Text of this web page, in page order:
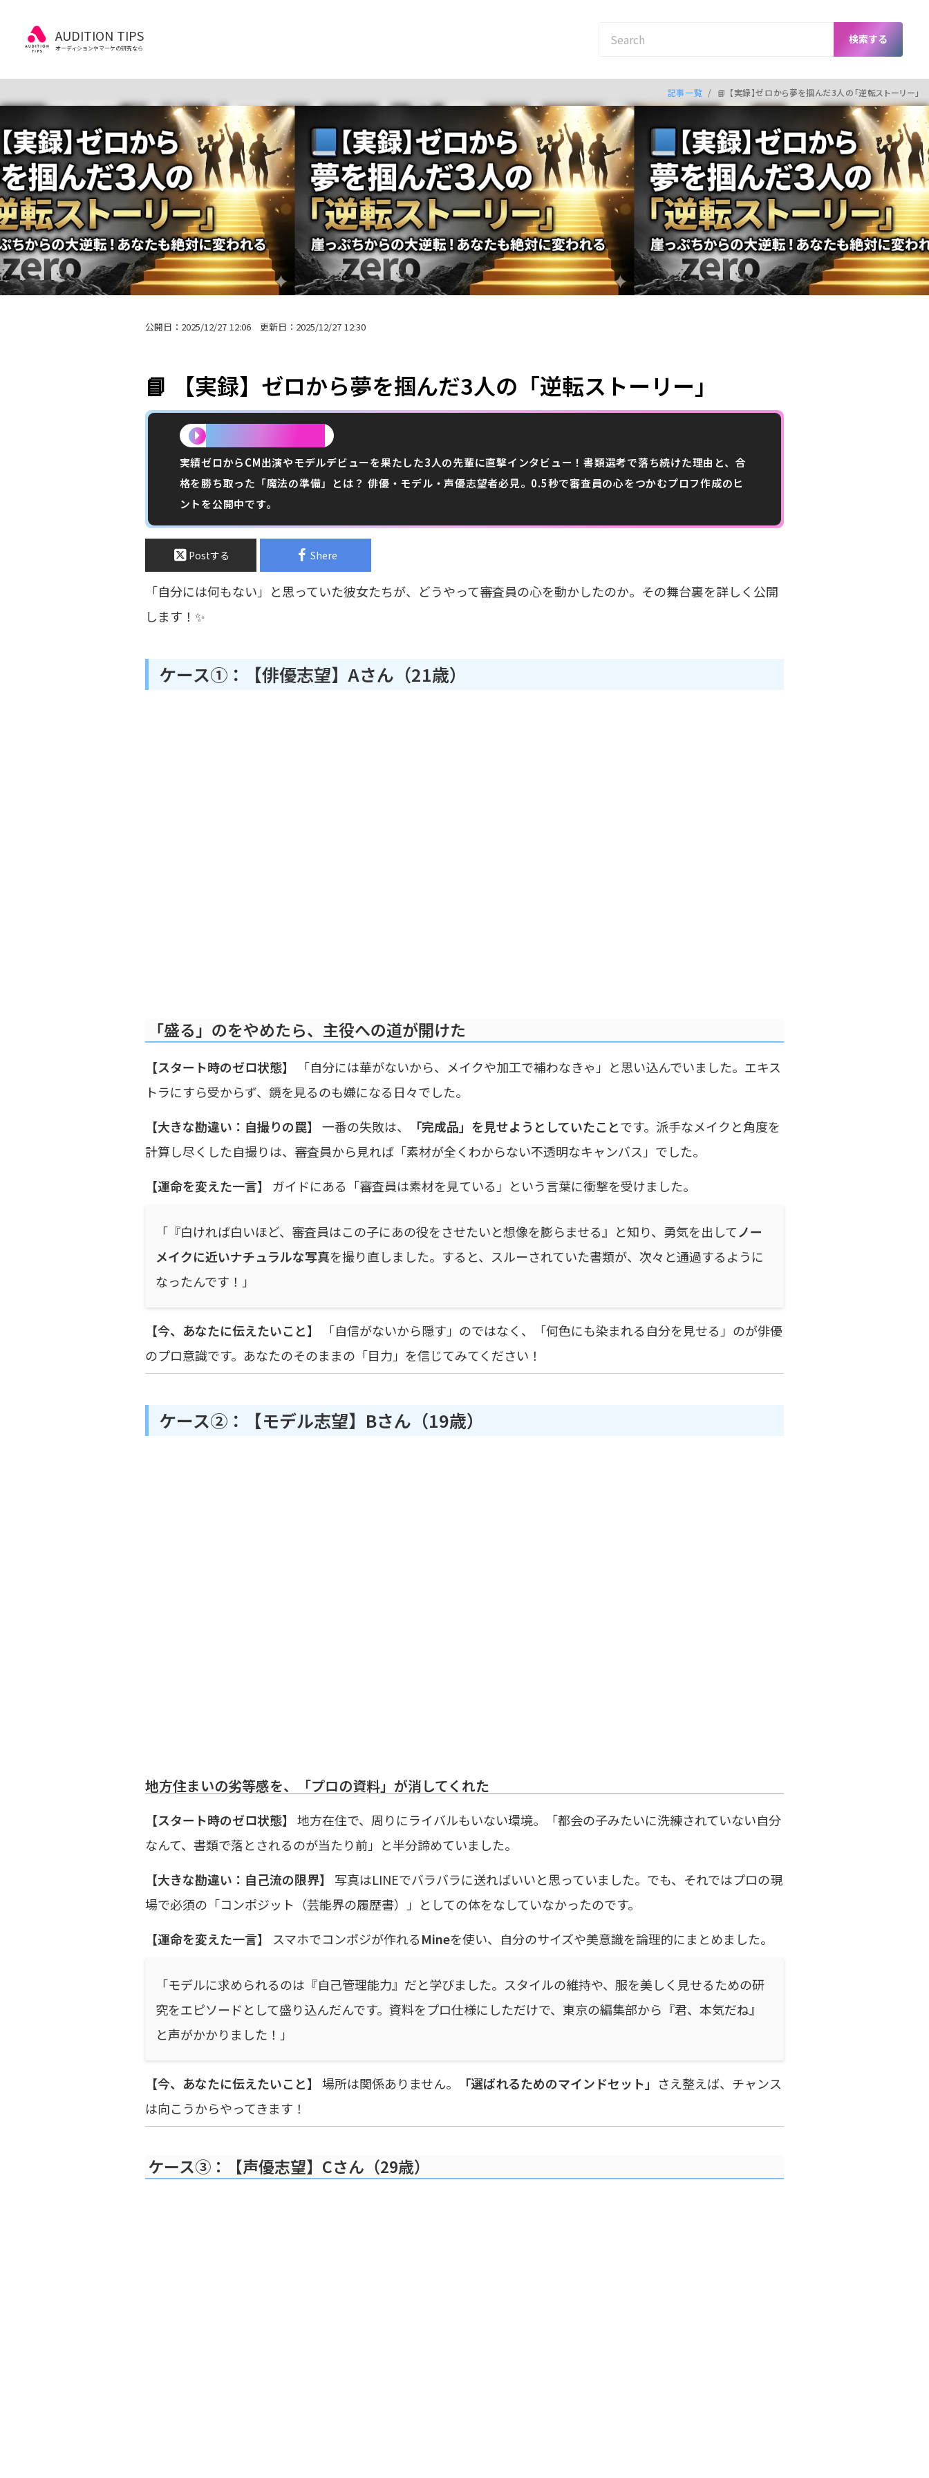
AUDITION TIPS
オーディションやマーケの研究なら
検索する
記事一覧 / 📘 【実録】ゼロから夢を掴んだ3人の「逆転ストーリー」
公開日：2025/12/27 12:06 更新日：2025/12/27 12:30
📘 【実録】ゼロから夢を掴んだ3人の「逆転ストーリー」
実績ゼロからCM出演やモデルデビューを果たした3人の先輩に直撃インタビュー！書類選考で落ち続けた理由と、合
格を勝ち取った「魔法の準備」とは？ 俳優・モデル・声優志望者必見。0.5秒で審査員の心をつかむプロフ作成のヒ
ントを公開中です。
Postする Shere
「自分には何もない」と思っていた彼女たちが、どうやって審査員の心を動かしたのか。その舞台裏を詳しく公開
します！✨
ケース①：【俳優志望】Aさん（21歳）
「盛る」のをやめたら、主役への道が開けた
【スタート時のゼロ状態】
「自分には華がないから、メイクや加工で補わなきゃ」と思い込んでいました。エキス
トラにすら受からず、鏡を見るのも嫌になる日々でした。
【大きな勘違い：自撮りの罠】
一番の失敗は、 「完成品」を見せようとしていたことです。派手なメイクと角度を
計算し尽くした自撮りは、審査員から見れば「素材が全くわからない不透明なキャンバス」でした。
【運命を変えた一言】
ガイドにある「審査員は素材を見ている」という言葉に衝撃を受けました。
「『白ければ白いほど、審査員はこの子にあの役をさせたいと想像を膨らませる』と知り、勇気を出してノー
メイクに近いナチュラルな写真を撮り直しました。すると、スルーされていた書類が、次々と通過するように
なったんです！」
【今、あなたに伝えたいこと】
「自信がないから隠す」のではなく、「何色にも染まれる自分を見せる」のが俳優
のプロ意識です。あなたのそのままの「目力」を信じてみてください！
ケース②：【モデル志望】Bさん（19歳）
地方住まいの劣等感を、「プロの資料」が消してくれた
【スタート時のゼロ状態】
地方在住で、周りにライバルもいない環境。「都会の子みたいに洗練されていない自分
なんて、書類で落とされるのが当たり前」と半分諦めていました。
【大きな勘違い：自己流の限界】
写真はLINEでバラバラに送ればいいと思っていました。でも、それではプロの現
場で必須の「コンポジット（芸能界の履歴書）」としての体をなしていなかったのです。
【運命を変えた一言】
スマホでコンポジが作れるMineを使い、自分のサイズや美意識を論理的にまとめました。
「モデルに求められるのは『自己管理能力』だと学びました。スタイルの維持や、服を美しく見せるための研
究をエピソードとして盛り込んだんです。資料をプロ仕様にしただけで、東京の編集部から『君、本気だね』
と声がかかりました！」
【今、あなたに伝えたいこと】 場所は関係ありません。 「選ばれるためのマインドセット」 さえ整えば、チャンス
は向こうからやってきます！
ケース③：【声優志望】Cさん（29歳）